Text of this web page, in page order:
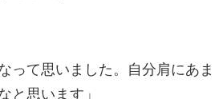
って思いました。自分肩にあま
と思います」